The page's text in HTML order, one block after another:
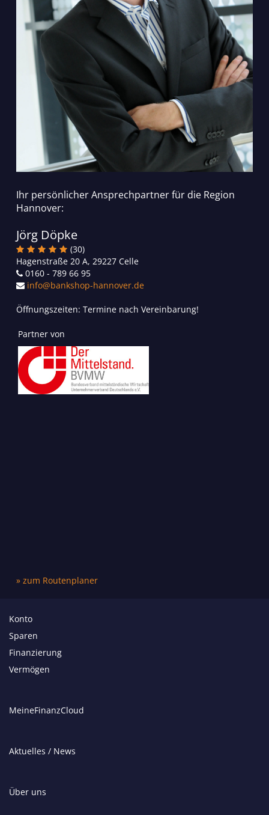
Ihr persönlicher Ansprechpartner für die Region
Hannover:
Jörg Döpke
(30)
Hagenstraße 20 A, 29227 Celle
0160 - 789 66 95
info@bankshop-hannover.de
Öffnungszeiten: Termine nach Vereinbarung!
Partner von
» zum Routenplaner
Konto
Sparen
Finanzierung
Vermögen
MeineFinanzCloud
Aktuelles / News
Über uns